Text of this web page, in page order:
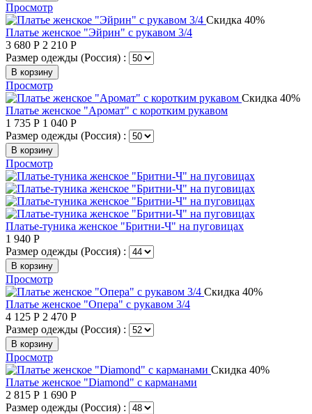
Просмотр
Скидка 40%
Платье женское "Эйрин" с рукавом 3/4
3 680 Р 2 210 Р
Размер одежды (Россия) :
В корзину
Просмотр
Скидка 40%
Платье женское "Аромат" с коротким рукавом
1 735 Р 1 040 Р
Размер одежды (Россия) :
В корзину
Просмотр
Платье-туника женское "Бритни-Ч" на пуговицах
1 940 Р
Размер одежды (Россия) :
В корзину
Просмотр
Скидка 40%
Платье женское "Опера" с рукавом 3/4
4 125 Р 2 470 Р
Размер одежды (Россия) :
В корзину
Просмотр
Скидка 40%
Платье женское "Diamond" с карманами
2 815 Р 1 690 Р
Размер одежды (Россия) :